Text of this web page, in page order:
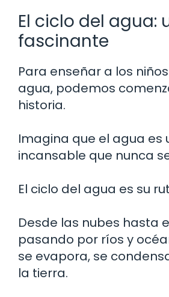
El ciclo del agua:
fascinante
Para enseñar a los
agua, podemos
historia.
Imagina que el agua es
incansable que nunca
El ciclo del agua es su
Desde las nubes hasta
pasando por ríos y
se evapora, se
la tierra.